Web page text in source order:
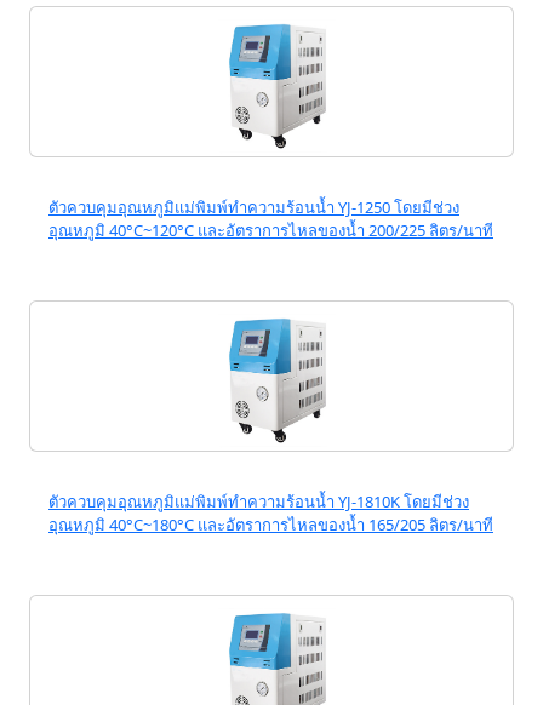
ตัวควบคุมอุณหภูมิแม่พิมพ์ทำความร้อนน้ำ YJ-1250 โดยมีช่วง
อุณหภูมิ 40°C~120°C และอัตราการไหลของน้ำ 200/225 ลิตร/นาที
ตัวควบคุมอุณหภูมิแม่พิมพ์ทำความร้อนน้ำ YJ-1810K โดยมีช่วง
อุณหภูมิ 40°C~180°C และอัตราการไหลของน้ำ 165/205 ลิตร/นาที